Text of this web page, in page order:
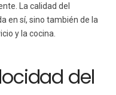
La calidad del
en sí, sino también de la
y la cocina.
del